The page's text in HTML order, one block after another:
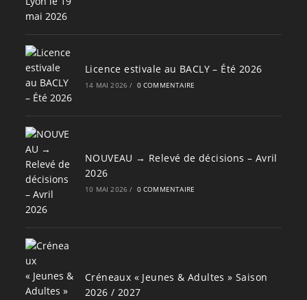
Licence estivale au BACLY – Été 2026
14 MAI 2026 / 0 COMMENTAIRE
NOUVEAU → Relevé de décisions – Avril
2026
10 MAI 2026 / 0 COMMENTAIRE
Créneaux « Jeunes & Adultes » Saison
2026 / 2027